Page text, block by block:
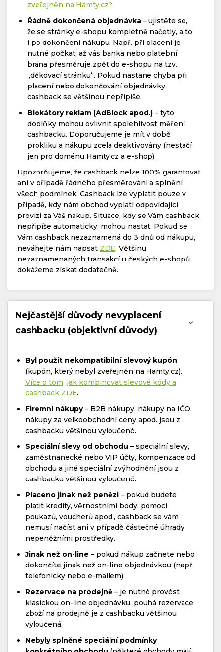
zveřejněn na Hamty.cz?
Řádně dokončená objednávka – ujistěte se,
že se stránky e-shopu kompletně načetly, a to
i po dokončení nákupu. Např. při placení je
nutné počkat, až vás banka nebo platební
brána přesměruje zpět do e-shopu na tzv.
„děkovací stránku“. Pokud nastane chyba při
placení nebo dokončování objednávky,
cashback se většinou nepřipíše.
Blokátory reklam (AdBlock apod.) – tyto
doplňky mohou ovlivnit spolehlivost měření
cashbacku. Doporučujeme je mít v době
prokliku a nákupu zcela deaktivovány (nestačí
jen pro doménu Hamty.cz a e-shop).
Upozorňujeme, že cashback nelze 100% garantovat
ani v případě řádného přesměrování a splnění
všech podmínek. Cashback lze vyplatit pouze v
případě, kdy nám obchod vyplatí odpovídající
provizi za Váš nákup. Situace, kdy se Vám cashback
nepřipíše automaticky, mohou nastat. Pokud se
Vám cashback nezaznamená do 3 dnů od nákupu,
neváhejte nám napsat ZDE. Většinu
nezaznamenaných transakcí u českých e-shopů
dokážeme získat dodatečně.
Nejčastější důvody nevyplacení
cashbacku (objektivní důvody)
Byl použit nekompatibilní slevový kupón
(kupón, který nebyl zveřejněn na Hamty.cz).
Více o tom, jak kombinovat slevové kódy a
cashback ZDE.
Firemní nákupy– B2B nákupy, nákupy na IČO,
nákupy za velkoobchodní ceny apod. jsou z
cashbacku většinou vyloučené.
Speciální slevy od obchodu – speciální slevy,
zaměstnanecké nebo VIP účty, kompenzace od
obchodu a jiné speciální zvýhodnění jsou z
cashbacku většinou vyloučené.
Placeno jinak než penězi – pokud budete
platit kredity, věrnostními body, pomocí
poukazů, voucherů apod., cashback se vám
nemusí načíst ani v případě částečné úhrady
nepeněžními prostředky.
Jinak než on-line – pokud nákup začnete nebo
dokončíte jinak než on-line objednávkou (např.
telefonicky nebo e-mailem).
Rezervace na prodejně – je nutné provést
klasickou on-line objednávku, pouhá rezervace
zboží na prodejně je z cashbacku většinou
vyloučená.
Nebyly splněné speciální podmínky